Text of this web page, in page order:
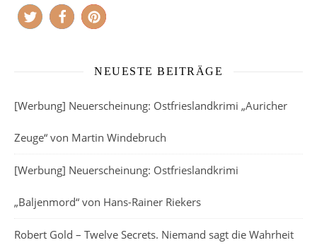
NEUESTE BEITRÄGE
[Werbung] Neuerscheinung: Ostfrieslandkrimi „Auricher
Zeuge“ von Martin Windebruch
[Werbung] Neuerscheinung: Ostfrieslandkrimi
„Baljenmord“ von Hans-Rainer Riekers
Robert Gold – Twelve Secrets. Niemand sagt die Wahrheit